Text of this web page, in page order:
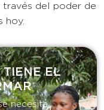
través del poder de
hoy.
TIENE EL
necesita.